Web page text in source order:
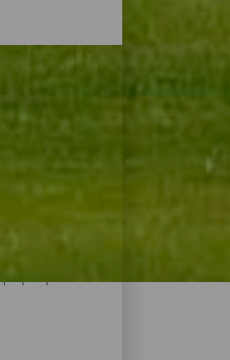
avendo il
offrire
con boogy,
par.